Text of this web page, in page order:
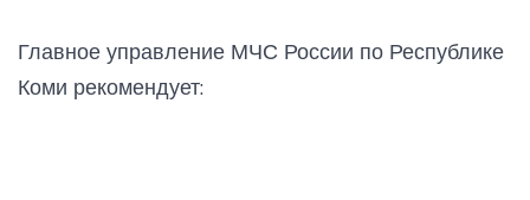
Главное управление МЧС России по Республике
Коми рекомендует: